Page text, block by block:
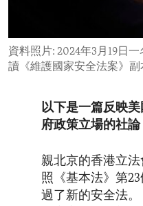
ENVIRONMENT AND
資料照片: 2024年3月19日
讀《維護國家安全法案》副
以下是一篇反映美
府政策立場的社論
親北京的香港立法
照《基本法》第23
過了新的安全法。